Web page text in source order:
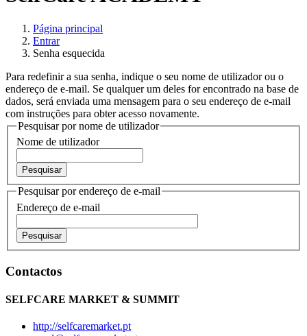
Página principal
Entrar
Senha esquecida
Para redefinir a sua senha, indique o seu nome de utilizador ou o
endereço de e-mail. Se qualquer um deles for encontrado na base de
dados, será enviada uma mensagem para o seu endereço de e-mail
com instruções para obter acesso novamente.
Pesquisar por nome de utilizador
Nome de utilizador
Pesquisar por endereço de e-mail
Endereço de e-mail
Contactos
SELFCARE MARKET & SUMMIT
http://selfcaremarket.pt